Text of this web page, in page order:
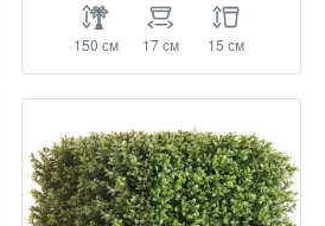
150 см 17 см 15 см